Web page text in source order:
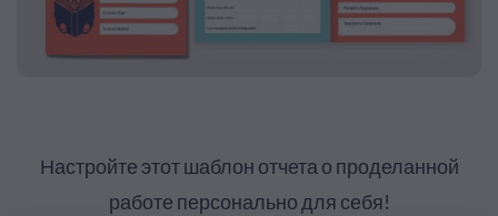
Настройте этот шаблон отчета о проделанной
работе персонально для себя!